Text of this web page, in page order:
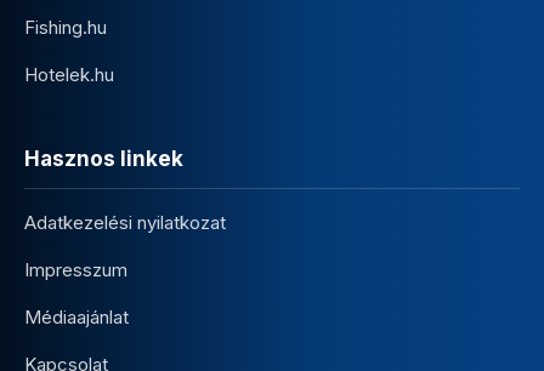
Fishing.hu
Hotelek.hu
Hasznos linkek
Adatkezelési nyilatkozat
Impresszum
Médiaajánlat
Kapcsolat